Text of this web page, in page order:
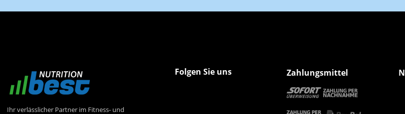
Ihr verlässlicher Partner im Fitness- und
Folgen Sie uns Zahlungsmittel